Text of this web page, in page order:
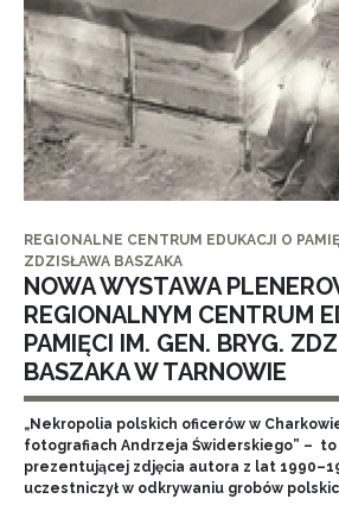
REGIONALNE CENTRUM EDUKACJI O
ZDZISŁAWA BASZAKA
NOWA WYSTAWA
REGIONALNYM CENTRUM
PAMIĘCI IM. GEN. BRYG.
BASZAKA W TARNOWIE
„Nekropolia polskich oficerów w
fotografiach Andrzeja Świderskiego” –
prezentującej zdjęcia autora z lat
uczestniczył w odkrywaniu grobów